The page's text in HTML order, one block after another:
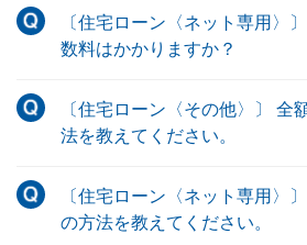
〔住宅ローン〈ネット専用〉
数料はかかりますか？
〔住宅ローン〈その他〉〕 全
法を教えてください。
〔住宅ローン〈ネット専用〉
の方法を教えてください。